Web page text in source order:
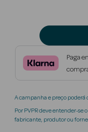
Beauty Season
Nutricosmética
Perfumes
Beauty Season
Paga
A campanha e preço poderá
Por PVPR deve entender-se
fabricante, produtor ou